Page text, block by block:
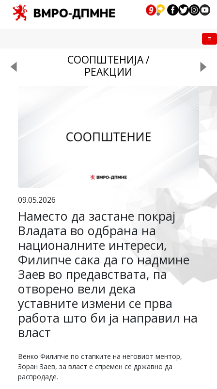
СООПШТЕНИЈА /
РЕАКЦИИ
09.05.2026
Наместо да застане покрај
Владата во одбрана на
националните интереси,
Филипче сака да го надмине
Заев во предавствата, па
отворено вели дека
уставните измени се прва
работа што би ја направил на
власт
Венко Филипче по стапките на неговиот ментор,
Зоран Заев, за власт е спремен се државно да
распродаде.